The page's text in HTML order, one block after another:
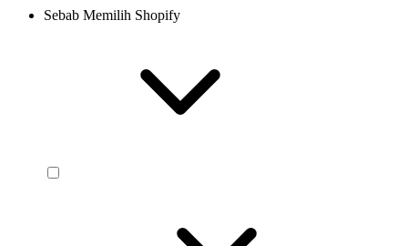
Sebab Memilih Shopify